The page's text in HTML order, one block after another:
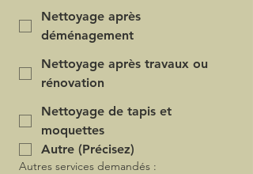
Nettoyage après
déménagement
Nettoyage après travaux ou
rénovation
Nettoyage de tapis et
moquettes
Autre (Précisez)
Autres services demandés :